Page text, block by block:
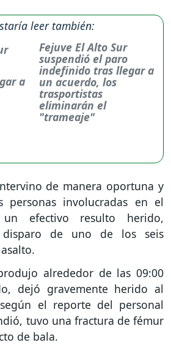
leer también:
Fejuve El Alto Sur
suspendió el paro
indefinido tras llegar a
un acuerdo, los
trasportistas
eliminarán el
"trameaje"
de manera oportuna y
personas involucradas en el
efectivo resulto herido,
de uno de los seis
alrededor de las 09:00
dejó gravemente herido al
el reporte del personal
tuvo una fractura de fémur
de bala.